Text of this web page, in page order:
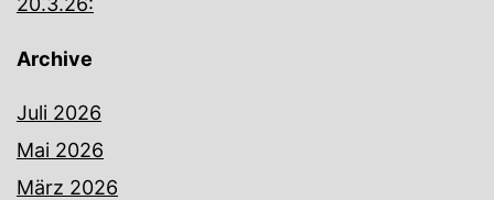
Archive
Juli 2026
Mai 2026
März 2026